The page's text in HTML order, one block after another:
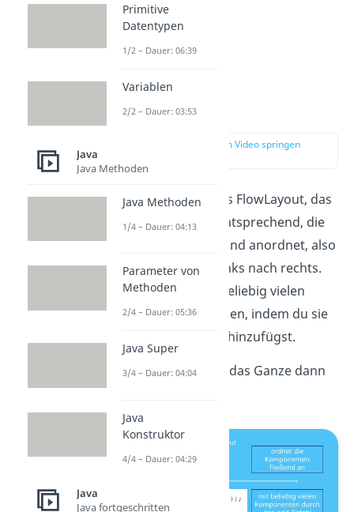
Flow-Layout
zur Stelle im Video springen
Das simpelste ist das FlowLayout, das
ganz dem Namen entsprechend, die
Komponenten fließend anordnet, also
in einer Reihe von links nach rechts.
Das kannst du mit beliebig vielen
Komponenten machen, indem du sie
mit dem Befehl add hinzufügst.
Implementiert sieht das Ganze dann
Primitive
Datentypen
1/2 – Dauer: 06:39
Variablen
2/2 – Dauer: 03:53
Java
Java Methoden
Java Methoden
1/4 – Dauer: 04:13
Parameter von
Methoden
2/4 – Dauer: 05:36
Java Super
3/4 – Dauer: 04:04
Java
Konstruktor
4/4 – Dauer: 04:29
Java
Java fortgeschritten